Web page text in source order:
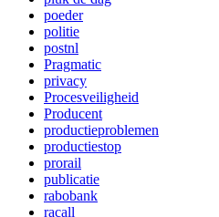
poeder
politie
postnl
Pragmatic
privacy
Procesveiligheid
Producent
productieproblemen
productiestop
prorail
publicatie
rabobank
racall